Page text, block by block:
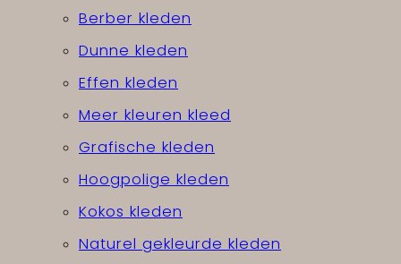
Berber kleden
Dunne kleden
Effen kleden
Meer kleuren kleed
Grafische kleden
Hoogpolige kleden
Kokos kleden
Naturel gekleurde kleden